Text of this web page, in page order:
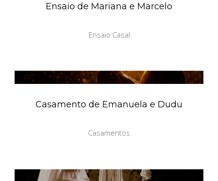
Ensaio de Mariana e Marcelo
Ensaio Casal
Casamento de Emanuela e Dudu
Casamentos